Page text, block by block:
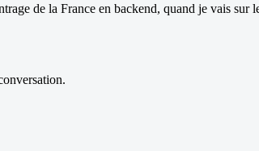
de la France en backend, quand je vais sur